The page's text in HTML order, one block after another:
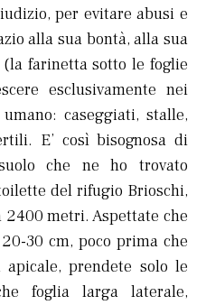
per evitare abusi e
alla sua bontà, alla sua
farinetta sotto le foglie
esclusivamente nei
caseggiati, stalle,
E’ così bisognosa di
che ne ho trovato
del rifugio Brioschi,
metri. Aspettate che
30 cm, poco prima che
prendete solo le
foglia larga laterale,